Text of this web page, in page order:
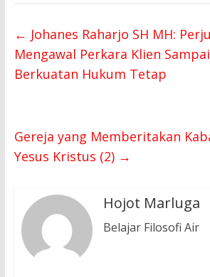
← Johanes Raharjo SH MH:
Mengawal Perkara Klien
Berkuatan Hukum Tetap
Gereja yang Memberitakan
Yesus Kristus (2) →
Hojot Marluga
Belajar Filosofi Air